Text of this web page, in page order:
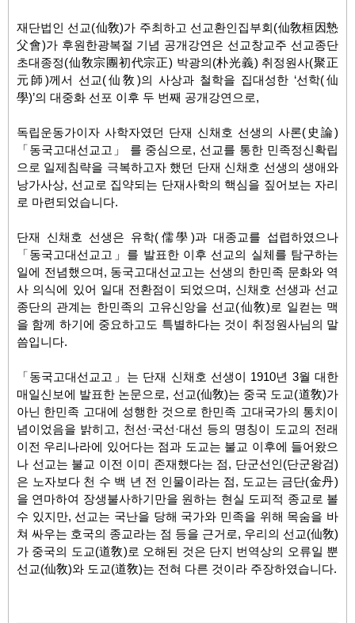
재단법인 선교(仙敎)가 주최하고 선교환인집부회 (仙敎桓因慹
父會)가 후원한광복절 기념 공개강연은 선교창교주 선교종단
초대종정(仙敎宗團初代宗正) 박광의 (朴光義) 취정원사(聚正
元師)께서 선교(仙敎 )의 사상과 철학을 집대성한 ‘선학(仙
學)’의 대중화 선포 이후 두 번째 공개강연으로,
독립운동가이자 사학자였던 단재 신채호 선생의 사론( 史論)
「 동국고대선교고 」 를 중심으로,선교를 통한 민족정신확립
으로 일제침략을 극복하고자 했던 단재 신채호 선생의 생애와
낭가사상, 선교로 집약되는 단재사학의 핵심을 짚어보는 자리
로 마련되었습니다.
단재 신채호 선생은 유학(儒學)과 대종교를 섭렵하였으나
「 동국고대선교고 」 를 발표한 이후 선교의 실체를 탐구하는
일에 전념했으며 , 동국고대선교고는 선생의 한민족 문화와 역
사 의식에 있어 일대 전환점이 되었으며 , 신채호 선생과 선교
종단의 관계는 한민족의 고유신앙을 선교(仙敎)로 일컫는 맥
을 함께 하기에 중요하고도 특별하다는 것이 취정원사님의 말
씀입니다.
「 동국고대선교고 」 는 단재 신채호 선생이 1910년 3월 대한
매일신보에 발표한 논문으로, 선교(仙敎)는 중국 도교(道敎)가
아닌 한민족 고대에 성행한 것으로 한민족 고대국가의 통치이
념이었음을 밝히고, 천선 ·국선 ·대선 등의 명칭이 도교의 전래
이전 우리나라에 있어다는 점과 도교는 불교 이후에 들어왔으
나 선교는 불교 이전 이미 존재했다는 점, 단군선인 (단군왕검)
은 노자보다 천 수 백 년 전 인물이라는 점, 도교는 금단(金丹)
을 연마하여 장생불사하기만을 원하는 현실 도피적 종교로 볼
수 있지만,선교는 국난을 당해 국가와 민족을 위해 목숨을 바
쳐 싸우는 호국의 종교라는 점 등을 근거로, 우리의 선교(仙敎)
가 중국의 도교(道敎)로 오해된 것은 단지 번역상의 오류일 뿐
선교(仙敎)와 도교(道敎)는 전혀 다른 것이라 주장하였습니다.